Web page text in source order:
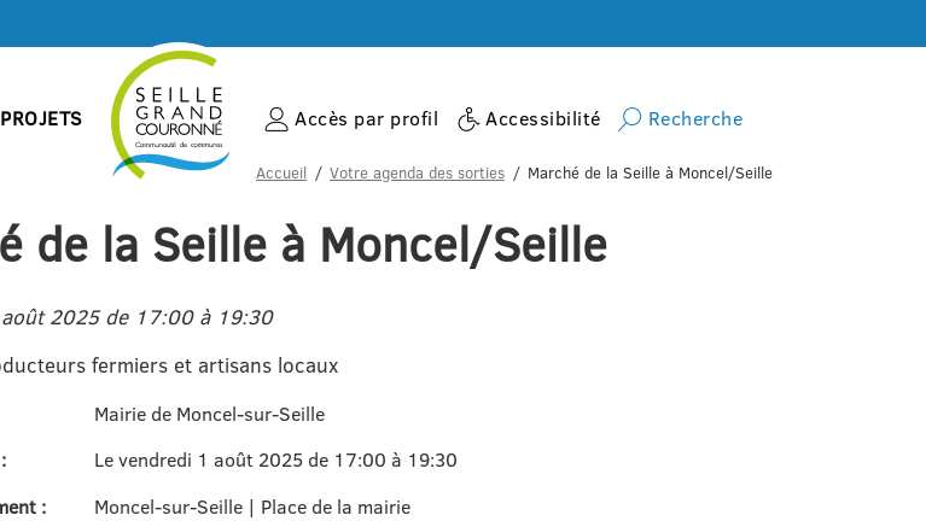
Accès par profil Accessibilité Recherche
Accueil Votre agenda des sorties Marché de la Seille à Moncel/Seille
de la Seille à Moncel/Seille
2025 de 17:00 à 19:30
fermiers et artisans locaux
Mairie de Moncel-sur-Seille
Le vendredi 1 août 2025 de 17:00 à 19:30
:
Moncel-sur-Seille | Place de la mairie